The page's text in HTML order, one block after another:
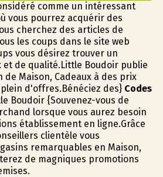
comme un intéressant
vous pourrez acquérir des
cherchez des articles de
les coups dans le site web
vous désirez trouver un
de qualité.Little Boudoir publie
de Maison, Cadeaux à des prix
d'offres.Bénéficiez des} Codes
Boudoir {Souvenez-vous de
lorsque vous aurez besoin
établissement en ligne.Grâce
clientèle vous
remarquables en Maison,
de magnifiques promotions